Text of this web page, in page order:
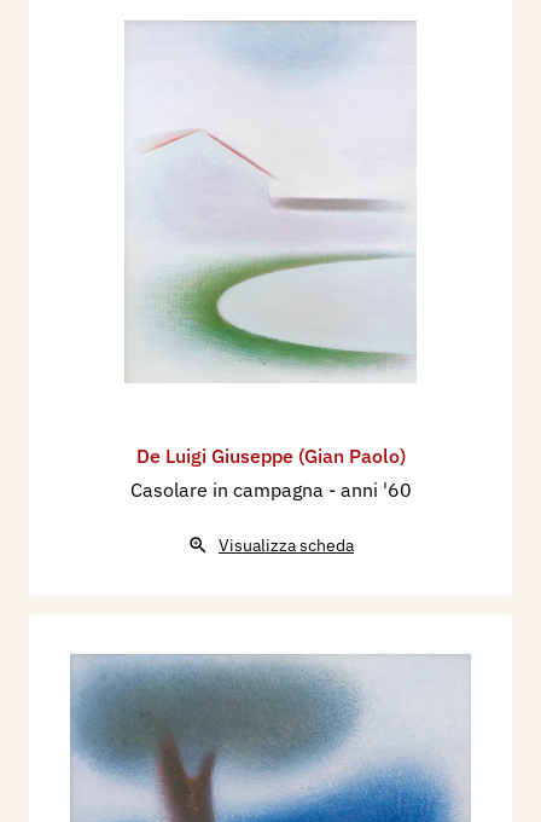
De Luigi Giuseppe (Gian Paolo)
Casolare in campagna - anni '60
Visualizza scheda